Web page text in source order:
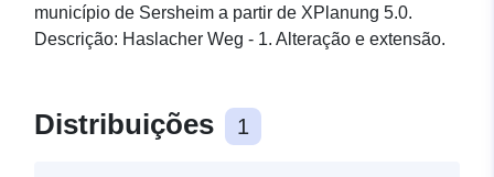
município de Sersheim a partir de XPlanung 5.0.
Descrição: Haslacher Weg - 1. Alteração e extensão.
Distribuições 1